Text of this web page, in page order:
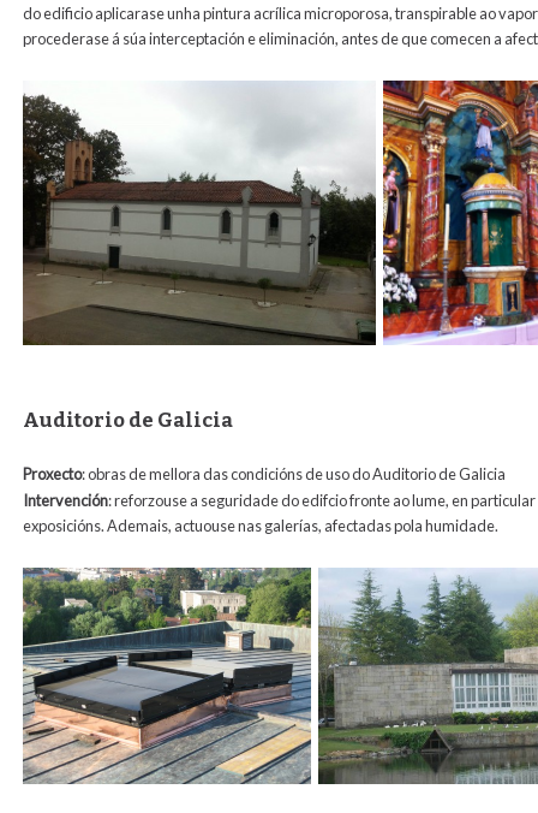
do edificio aplicarase unha pintura acrílica microporosa, transpirable ao
procederase á súa interceptación e eliminación, antes de que comecen a
Auditorio de Galicia
Proxecto: obras de mellora das condicións de uso do Auditorio de Galicia
Intervención: reforzouse a seguridade do edifcio fronte ao lume, en
exposicións. Ademais, actuouse nas galerías, afectadas pola humidade.